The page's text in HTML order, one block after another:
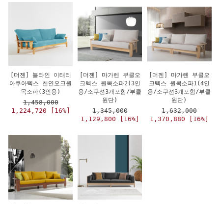
[더젠] 블라인 이태리
아쿠아텍스 천연오크원
목소파(3인용)
1,458,000
1,224,720 [16%]
[더젠] 마가렌 부클오
크텍스 원목소파2(3인
용/소쿠션3개포함/부클
원단)
1,345,000
1,129,800 [16%]
[더젠] 마가렌 부클오
크텍스 원목소파1(4인
용/소쿠션3개포함/부클
원단)
1,632,000
1,370,880 [16%]